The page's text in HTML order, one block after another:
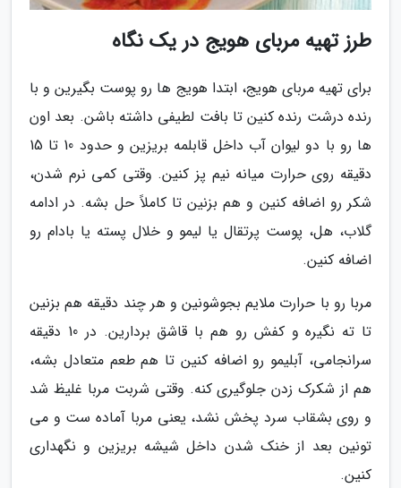
طرز تهیه مربای هویج در یک نگاه
برای تهیه مربای هویج، ابتدا هویج ها رو پوست بگیرین و با
رنده درشت رنده کنین تا بافت لطیفی داشته باشن. بعد اون
ها رو با دو لیوان آب داخل قابلمه بریزین و حدود 10 تا 15
دقیقه روی حرارت میانه نیم پز کنین. وقتی کمی نرم شدن،
شکر رو اضافه کنین و هم بزنین تا کاملاً حل بشه. در ادامه
گلاب، هل، پوست پرتقال یا لیمو و خلال پسته یا بادام رو
اضافه کنین.
مربا رو با حرارت ملایم بجوشونین و هر چند دقیقه هم بزنین
تا ته نگیره و کفش رو هم با قاشق بردارین. در 10 دقیقه
سرانجامی، آبلیمو رو اضافه کنین تا هم طعم متعادل بشه،
هم از شکرک زدن جلوگیری کنه. وقتی شربت مربا غلیظ شد
و روی بشقاب سرد پخش نشد، یعنی مربا آماده ست و می
تونین بعد از خنک شدن داخل شیشه بریزین و نگهداری
کنین.